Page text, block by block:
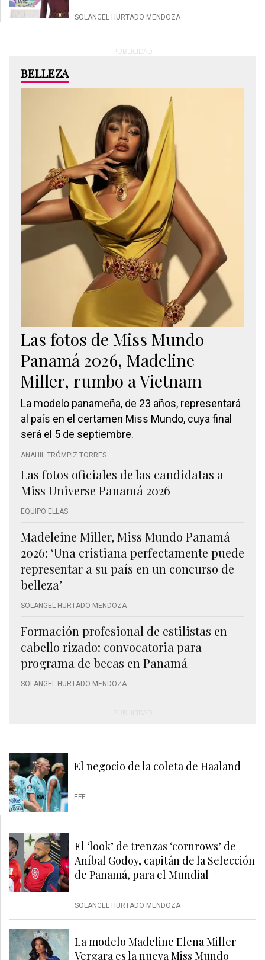
SOLANGEL HURTADO MENDOZA
PUBLICIDAD
BELLEZA
Las fotos de Miss Mundo
Panamá 2026, Madeline
Miller, rumbo a Vietnam
La modelo panameña, de 23 años, representará
al país en el certamen Miss Mundo, cuya final
será el 5 de septiembre.
ANAHIL TRÓMPIZ TORRES
Las fotos oficiales de las candidatas a
Miss Universe Panamá 2026
EQUIPO ELLAS
Madeleine Miller, Miss Mundo Panamá
2026: ‘Una cristiana perfectamente puede
representar a su país en un concurso de
belleza’
SOLANGEL HURTADO MENDOZA
Formación profesional de estilistas en
cabello rizado: convocatoria para
programa de becas en Panamá
SOLANGEL HURTADO MENDOZA
El negocio de la coleta de Haaland
EFE
El ‘look’ de trenzas ‘cornrows’ de
Aníbal Godoy, capitán de la Selección
de Panamá, para el Mundial
SOLANGEL HURTADO MENDOZA
La modelo Madeline Elena Miller
Vergara es la nueva Miss Mundo